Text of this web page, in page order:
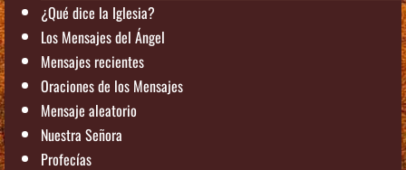
¿Qué dice la Iglesia?
Los Mensajes del Ángel
Mensajes recientes
Oraciones de los Mensajes
Mensaje aleatorio
Nuestra Señora
Profecías